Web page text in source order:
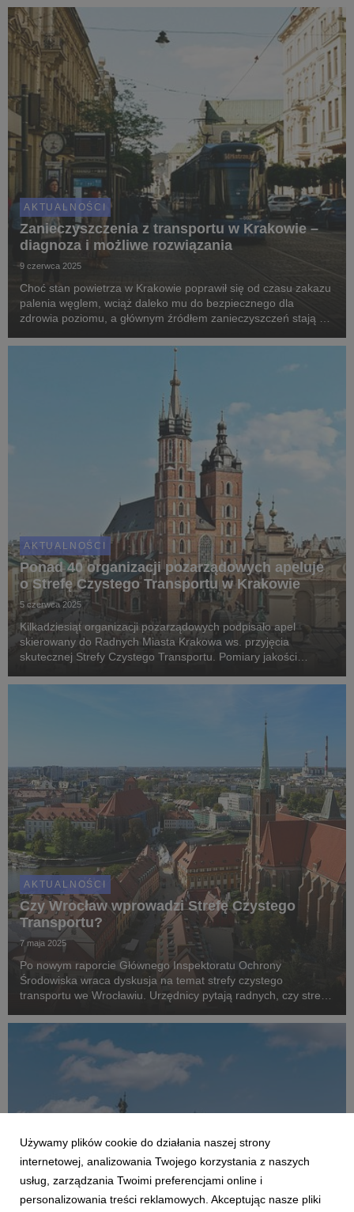
AKTUALNOŚCI
Zanieczyszczenia z transportu w Krakowie –
diagnoza i możliwe rozwiązania
9 czerwca 2025
Choć stan powietrza w Krakowie poprawił się od czasu zakazu
palenia węglem, wciąż daleko mu do bezpiecznego dla
zdrowia poziomu, a głównym źródłem zanieczyszczeń stają się
dwutlenku azotu z rur wydechowych aut mieszka...
AKTUALNOŚCI
Ponad 40 organizacji pozarządowych apeluje
o Strefę Czystego Transportu w Krakowie
5 czerwca 2025
Kilkadziesiąt organizacji pozarządowych podpisało apel
skierowany do Radnych Miasta Krakowa ws. przyjęcia
skutecznej Strefy Czystego Transportu. Pomiary jakości
szkodliwego dwutlenku azotu, za którego emisję w 70%...
AKTUALNOŚCI
Czy Wrocław wprowadzi Strefę Czystego
Transportu?
7 maja 2025
Po nowym raporcie Głównego Inspektoratu Ochrony
Środowiska wraca dyskusja na temat strefy czystego
transportu we Wrocławiu. Urzędnicy pytają radnych, czy strefę
utworzenia SCT we Wrocławiu wynika z Programu ochrony p...
AKTUALNOŚCI
Używamy plików cookie do działania naszej strony
internetowej, analizowania Twojego korzystania z naszych
usług, zarządzania Twoimi preferencjami online i
personalizowania treści reklamowych. Akceptując nasze pliki